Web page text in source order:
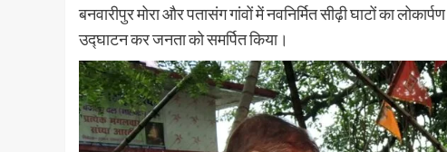
बनवारीपुर मोरा और पतासंग गांवों में नवनिर्मित सीढ़ी घाटों का
उद्घाटन कर जनता को समर्पित किया।